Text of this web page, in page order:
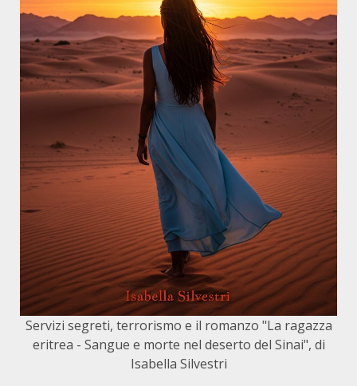
Servizi segreti, terrorismo e il romanzo "La ragazza
eritrea - Sangue e morte nel deserto del Sinai", di
Isabella Silvestri